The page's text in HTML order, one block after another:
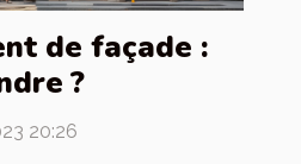
de façade :
?
20:26